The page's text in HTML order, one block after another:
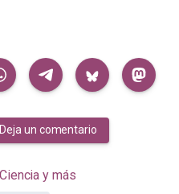
Deja un comentario
Ciencia y más